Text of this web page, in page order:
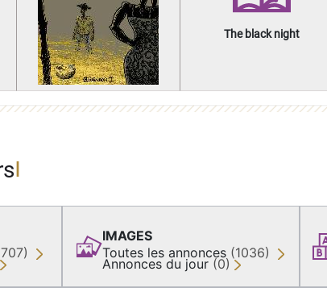
The black night
IMAGES
Toutes les annonces (1036)
Annonces du jour (0)